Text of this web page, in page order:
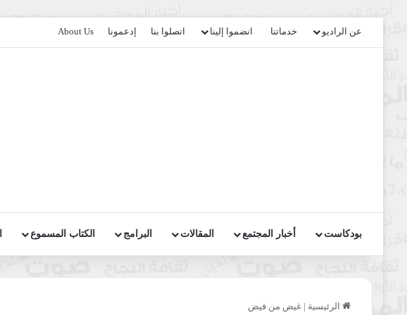
عن الراديو خدماتنا انضموا إلينا اتصلوا بنا إدعمونا About Us
بودكاست أخبار المجتمع المقالات البرامج الكتاب المسموع
الرئيسية | غيض من فيض